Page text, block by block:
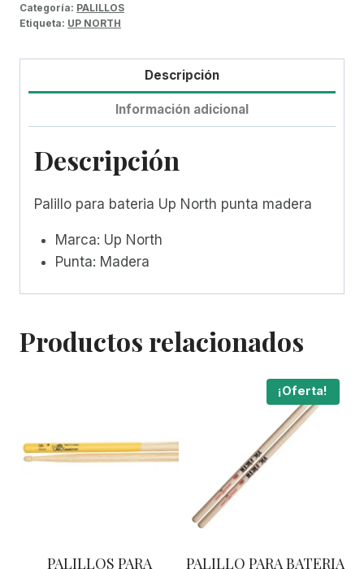
Categoría: PALILLOS
Etiqueta: UP NORTH
Descripción
Información adicional
Descripción
Palillo para bateria Up North punta madera
Marca: Up North
Punta: Madera
Productos relacionados
PALILLOS PARA
¡Oferta!
PALILLO PARA BATERIA